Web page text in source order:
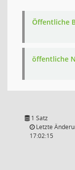
Öffentliche
öffentliche
1 Satz
Letzte
17:02:15